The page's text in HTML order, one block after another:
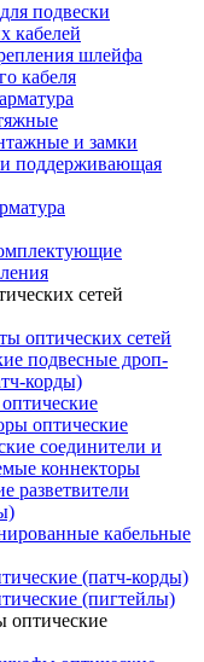
подвески
кабелей
шлейфа
кабеля
и замки
поддерживающая
сетей
оптических сетей
подвесные дроп-
корды)
оптические
соединители и
коннекторы
разветвители
кабельные
(патч-корды)
(пигтейлы)